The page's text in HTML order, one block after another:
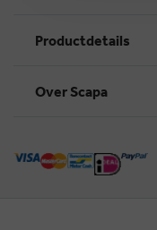
Productdetails
Over Scapa